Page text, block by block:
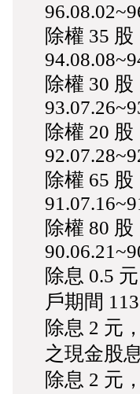
除權 35
除權 30
除權 20
除權 65
除權 80
除息 0.5
戶期間
除息 2 元
之現金股
除息 2 元